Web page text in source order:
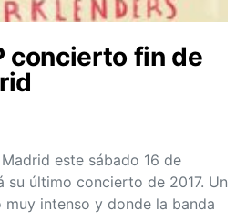
concierto fin de
este sábado 16 de
su último concierto de 2017. Un
muy intenso y donde la banda